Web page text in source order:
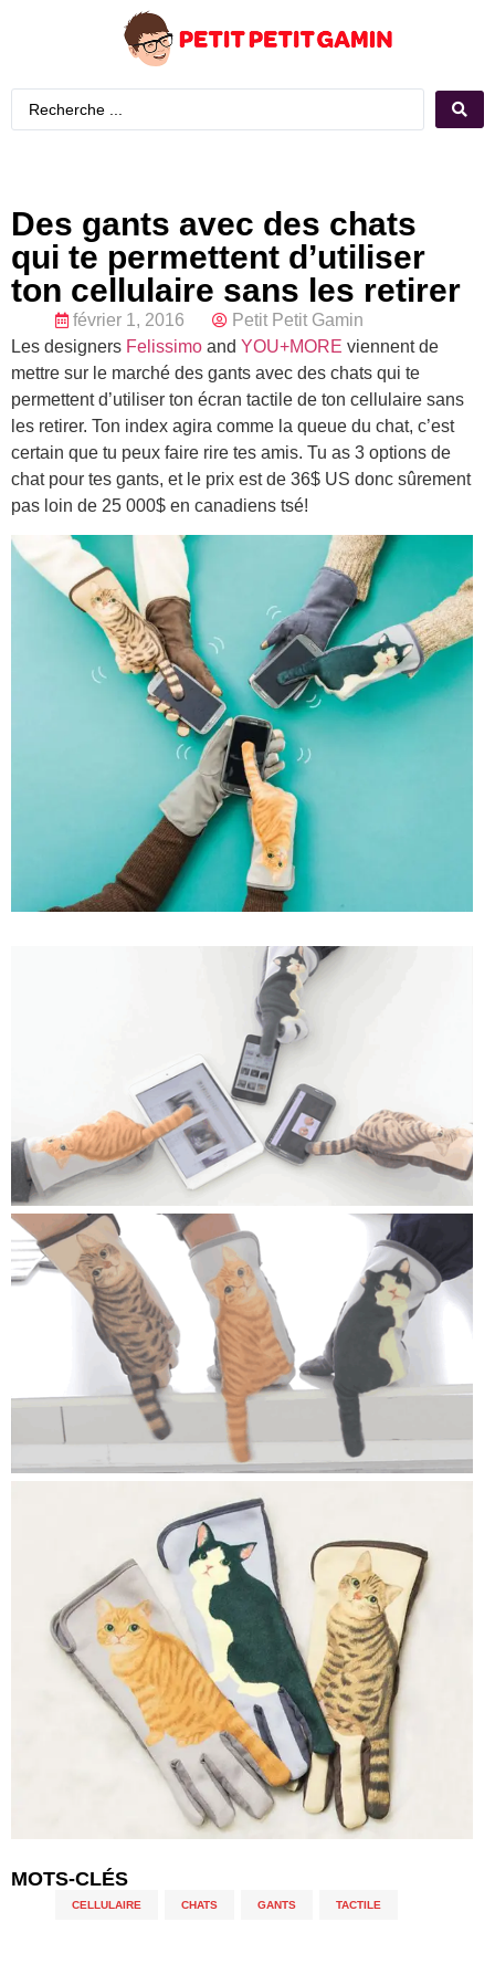
Des gants avec des chats
qui te permettent d’utiliser
ton cellulaire sans les retirer
février 1, 2016
Petit Petit Gamin
Les designers Felissimo and YOU+MORE viennent de
mettre sur le marché des gants avec des chats qui te
permettent d’utiliser ton écran tactile de ton cellulaire sans
les retirer. Ton index agira comme la queue du chat, c’est
certain que tu peux faire rire tes amis. Tu as 3 options de
chat pour tes gants, et le prix est de 36$ US donc sûrement
pas loin de 25 000$ en canadiens tsé!
MOTS-CLÉS
CELLULAIRE CHATS GANTS TACTILE